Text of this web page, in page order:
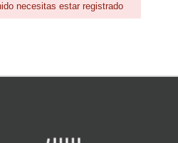
necesitas estar registrado